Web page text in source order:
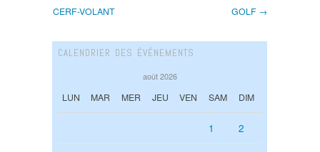
CERF-VOLANT
GOLF →
CALENDRIER DES ÉVÉNEMENTS
août 2026
LUN MAR MER JEU VEN SAM DIM
1 2